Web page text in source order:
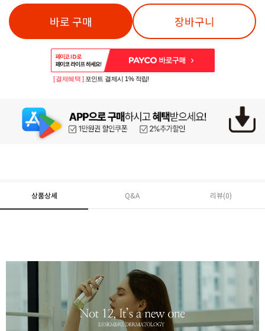
바로 구매 장바구니
[ 결제혜택 ] 포인트 결제시 1% 적립!
상품상세 Q&A 리뷰(0)